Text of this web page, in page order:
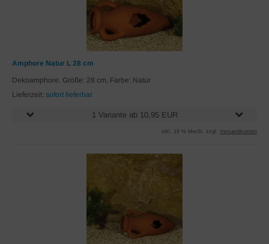
Amphore Natur L 28 cm
Dekoamphore. Größe: 28 cm, Farbe: Natur
Lieferzeit: sofort lieferbar
1 Variante ab 10,95 EUR
inkl. 19 % MwSt. zzgl. Versandkosten